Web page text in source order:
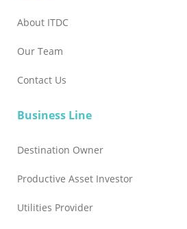
About ITDC
Our Team
Contact Us
Business Line
Destination Owner
Productive Asset Investor
Utilities Provider